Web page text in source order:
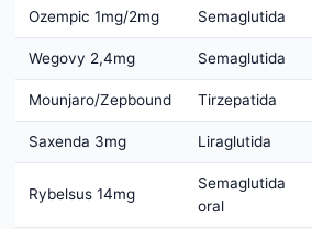
Ozempic 1mg/2mg Semaglutida
Wegovy 2,4mg Semaglutida
Mounjaro/Zepbound Tirzepatida
Saxenda 3mg Liraglutida
Rybelsus 14mg
Semaglutida
oral